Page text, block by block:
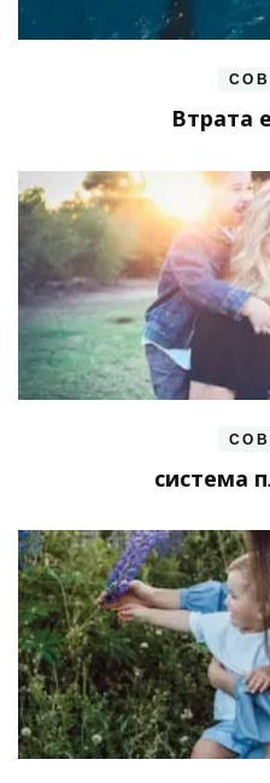
Втрата
система